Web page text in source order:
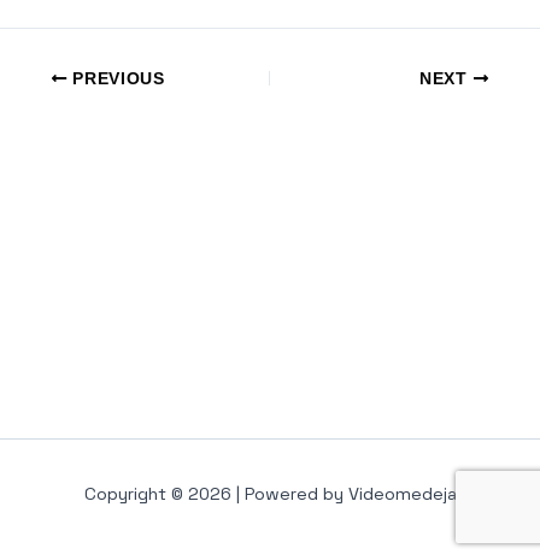
PREVIOUS NEXT
Copyright © 2026 | Powered by Videomedeja